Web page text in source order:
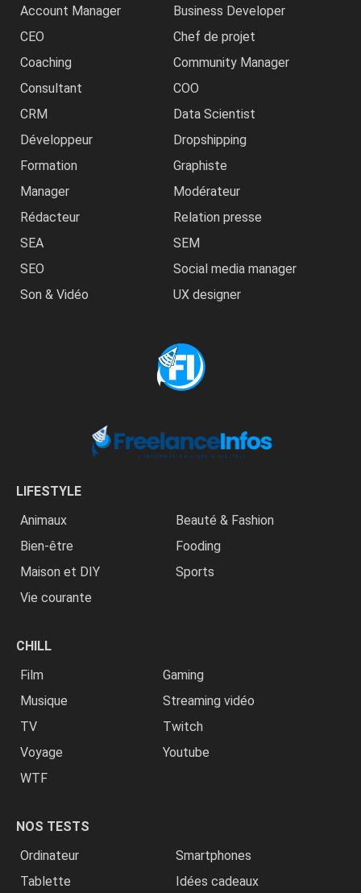
Account Manager
Business Developer
CEO
Chef de projet
Coaching
Community Manager
Consultant
COO
CRM
Data Scientist
Développeur
Dropshipping
Formation
Graphiste
Manager
Modérateur
Rédacteur
Relation presse
SEA
SEM
SEO
Social media manager
Son & Vidéo
UX designer
LIFESTYLE
Animaux
Beauté & Fashion
Bien-être
Fooding
Maison et DIY
Sports
Vie courante
CHILL
Film
Gaming
Musique
Streaming vidéo
TV
Twitch
Voyage
Youtube
WTF
NOS TESTS
Ordinateur
Smartphones
Tablette
Idées cadeaux